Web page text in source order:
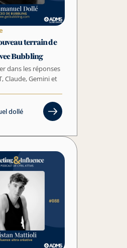
terrain de
Bubbling
dans les réponses
Claude, Gemini et
dollé